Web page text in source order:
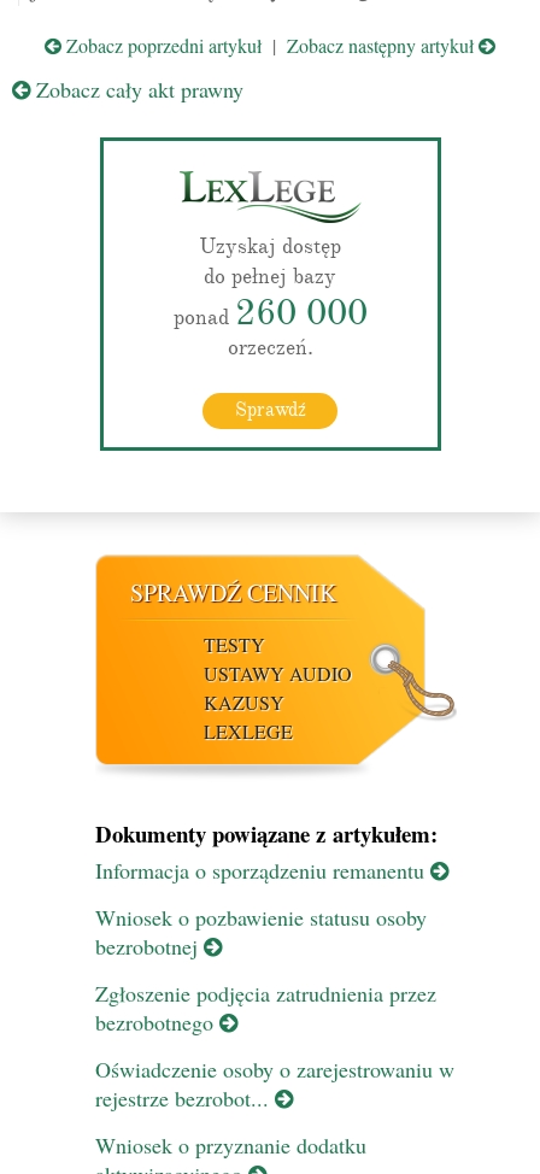
Zobacz poprzedni artykuł | Zobacz następny artykuł
Zobacz cały akt prawny
Uzyskaj dostęp
do pełnej bazy
ponad 260 000
orzeczeń.
Sprawdź
SPRAWDŹ CENNIK
TESTY
USTAWY AUDIO
KAZUSY
LEXLEGE
Dokumenty powiązane z artykułem:
Informacja o sporządzeniu remanentu
Wniosek o pozbawienie statusu osoby
bezrobotnej
Zgłoszenie podjęcia zatrudnienia przez
bezrobotnego
Oświadczenie osoby o zarejestrowaniu w
rejestrze bezrobot...
Wniosek o przyznanie dodatku